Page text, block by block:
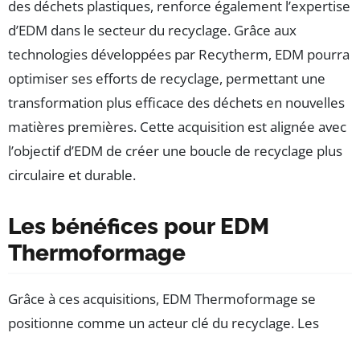
des déchets plastiques, renforce également l’expertise
d’EDM dans le secteur du recyclage. Grâce aux
technologies développées par Recytherm, EDM pourra
optimiser ses efforts de recyclage, permettant une
transformation plus efficace des déchets en nouvelles
matières premières. Cette acquisition est alignée avec
l’objectif d’EDM de créer une boucle de recyclage plus
circulaire et durable.
Les bénéfices pour EDM
Thermoformage
Grâce à ces acquisitions, EDM Thermoformage se
positionne comme un acteur clé du recyclage. Les